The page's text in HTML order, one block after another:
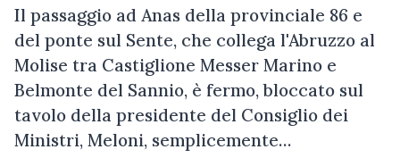
Il passaggio ad Anas della provinciale 86 e
del ponte sul Sente, che collega l'Abruzzo al
Molise tra Castiglione Messer Marino e
Belmonte del Sannio, è fermo, bloccato sul
tavolo della presidente del Consiglio dei
Ministri, Meloni, semplicemente…